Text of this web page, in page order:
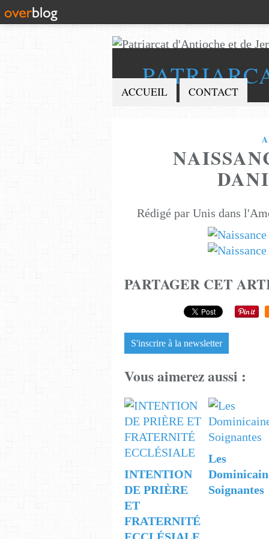
ACCUEIL CONTACT
Rédigé par Unis dans
PARTAGER CET
S'inscrire à la newsletter
Vous aimerez aussi :
INTENTION
DE PRIÈRE
ET
FRATERNITÉ
Les
Soignantes